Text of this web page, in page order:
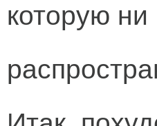
которую ни